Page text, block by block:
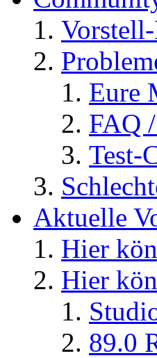
Eure
FAQ
Test-
Aktuelle
Hier
Hier
89.0